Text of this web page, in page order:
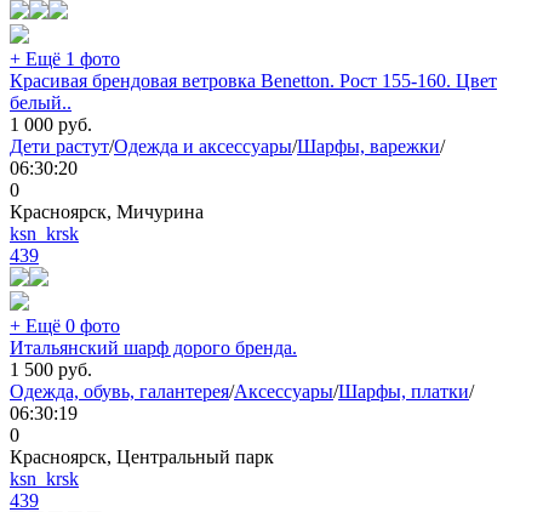
+ Ещё 1 фото
Красивая брендовая ветровка Benetton. Рост 155-160. Цвет
белый..
1 000 руб.
Дети растут/Одежда и аксессуары/Шарфы, варежки/
06:30:20
0
Красноярск, Мичурина
ksn_krsk
439
+ Ещё 0 фото
Итальянский шарф дорого бренда.
1 500 руб.
Одежда, обувь, галантерея/Аксессуары/Шарфы, платки/
06:30:19
0
Красноярск, Центральный парк
ksn_krsk
439